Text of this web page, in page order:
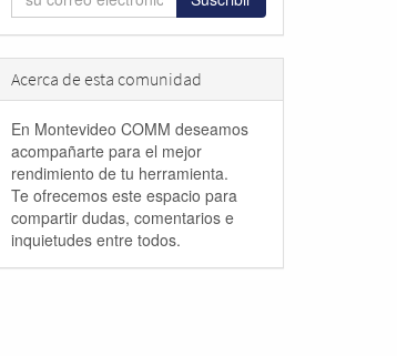
Acerca de esta comunidad
En Montevideo COMM deseamos
acompañarte para el mejor
rendimiento de tu herramienta.
Te ofrecemos este espacio para
compartir dudas, comentarios e
inquietudes entre todos.